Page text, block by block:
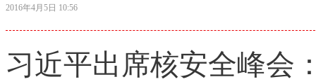
2016年4月5日 10:56
习近平出席核安全峰会